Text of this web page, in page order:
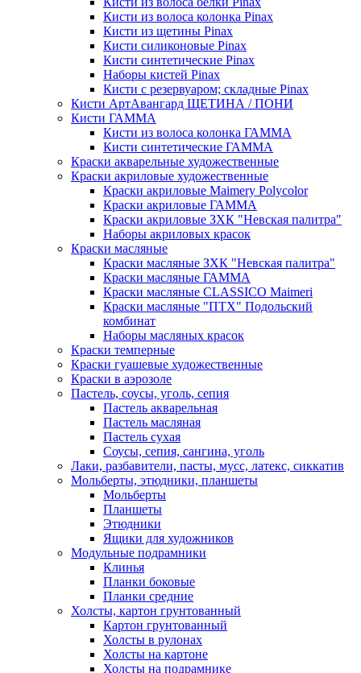
Кисти из волоса колонка Pinax
Кисти из щетины Pinax
Кисти силиконовые Pinax
Кисти синтетические Pinax
Наборы кистей Pinax
Кисти с резервуаром; складные Pinax
Кисти АртАвангард ЩЕТИНА / ПОНИ
Кисти ГАММА
Кисти из волоса колонка ГАММА
Кисти синтетические ГАММА
Краски акварельные художественные
Краски акриловые художественные
Краски акриловые Maimery Polycolor
Краски акриловые ГАММА
Краски акриловые ЗХК "Невская палитра"
Наборы акриловых красок
Краски масляные
Краски масляные ЗХК "Невская палитра"
Краски масляные ГАММА
Краски масляные CLASSICO Maimeri
Краски масляные "ПТХ" Подольский
комбинат
Наборы масляных красок
Краски темперные
Краски гуашевые художественные
Краски в аэрозоле
Пастель, соусы, уголь, сепия
Пастель акварельная
Пастель масляная
Пастель сухая
Соусы, сепия, сангина, уголь
Лаки, разбавители, пасты, мусс, латекс, сиккатив
Мольберты, этюдники, планшеты
Мольберты
Планшеты
Этюдники
Ящики для художников
Модульные подрамники
Клинья
Планки боковые
Планки средние
Холсты, картон грунтованный
Картон грунтованный
Холсты в рулонах
Холсты на картоне
Холсты на подрамнике